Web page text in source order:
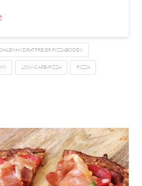
PIZZABODEN
LOW-CARB-PIZZA PIZZA